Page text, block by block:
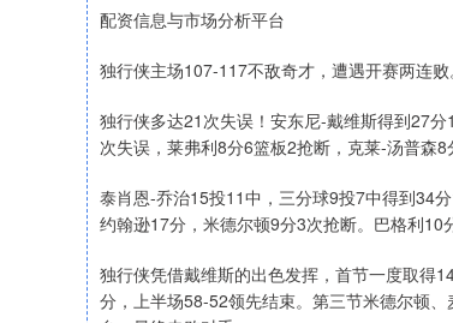
配资信息与市场分析平台
独行侠主场107-117不敌奇才，遭遇开赛两连败
独行侠多达21次失误！安东尼-戴维斯得到27
次失误，莱弗利8分6篮板2抢断，克莱-汤普森
泰肖恩-乔治15投11中，三分球9投7中得到34
约翰逊17分，米德尔顿9分3次抢断。巴格利10
独行侠凭借戴维斯的出色发挥，首节一度取得
分，上半场58-52领先结束。第三节米德尔顿